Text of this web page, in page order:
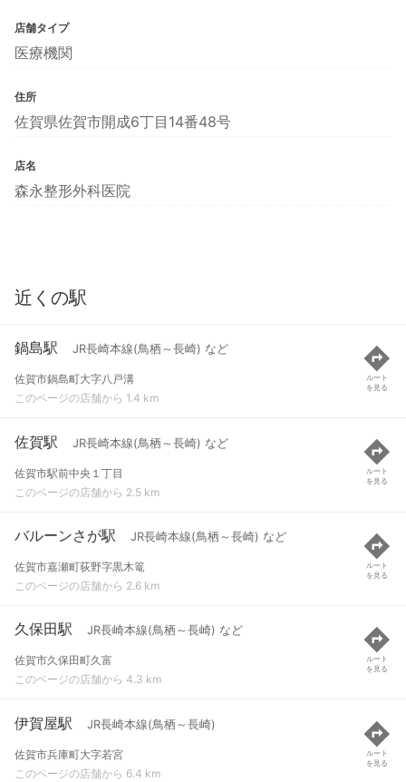
店舗タイプ
医療機関
住所
佐賀県佐賀市開成6丁目14番48号
店名
森永整形外科医院
近くの駅
鍋島駅 JR長崎本線(鳥栖～長崎) など
佐賀市鍋島町大字八戸溝
このページの店舗から 1.4 km
ルート
を見る
佐賀駅 JR長崎本線(鳥栖～長崎) など
佐賀市駅前中央１丁目
このページの店舗から 2.5 km
ルート
を見る
バルーンさが駅 JR長崎本線(鳥栖～長崎) など
佐賀市嘉瀬町荻野字黒木篭
このページの店舗から 2.6 km
ルート
を見る
久保田駅 JR長崎本線(鳥栖～長崎) など
佐賀市久保田町久富
このページの店舗から 4.3 km
ルート
を見る
伊賀屋駅 JR長崎本線(鳥栖～長崎)
佐賀市兵庫町大字若宮
このページの店舗から 6.4 km
ルート
を見る